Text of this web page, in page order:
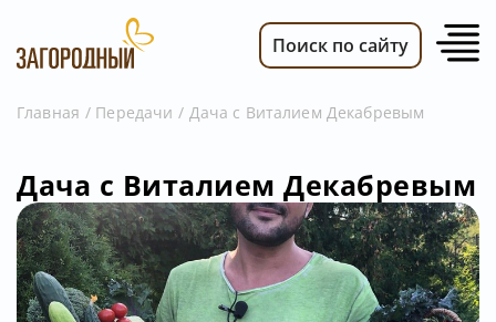
НОВОСТИ
ПЕРЕДАЧИ
ТЕЛЕПРОГРАММА
РЕКЛАМОДАТЕЛЯМ
Поиск по сайту
Главная Передачи Дача с Виталием Декабревым
Дача с Виталием Декабревым